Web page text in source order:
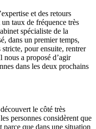
et des retours
un taux de fréquence très
spécialiste de la
dans un premier temps,
pour ensuite, rentrer
nous a proposé d’agir
dans les deux prochains
le côté très
personnes considèrent que
parce que dans une situation